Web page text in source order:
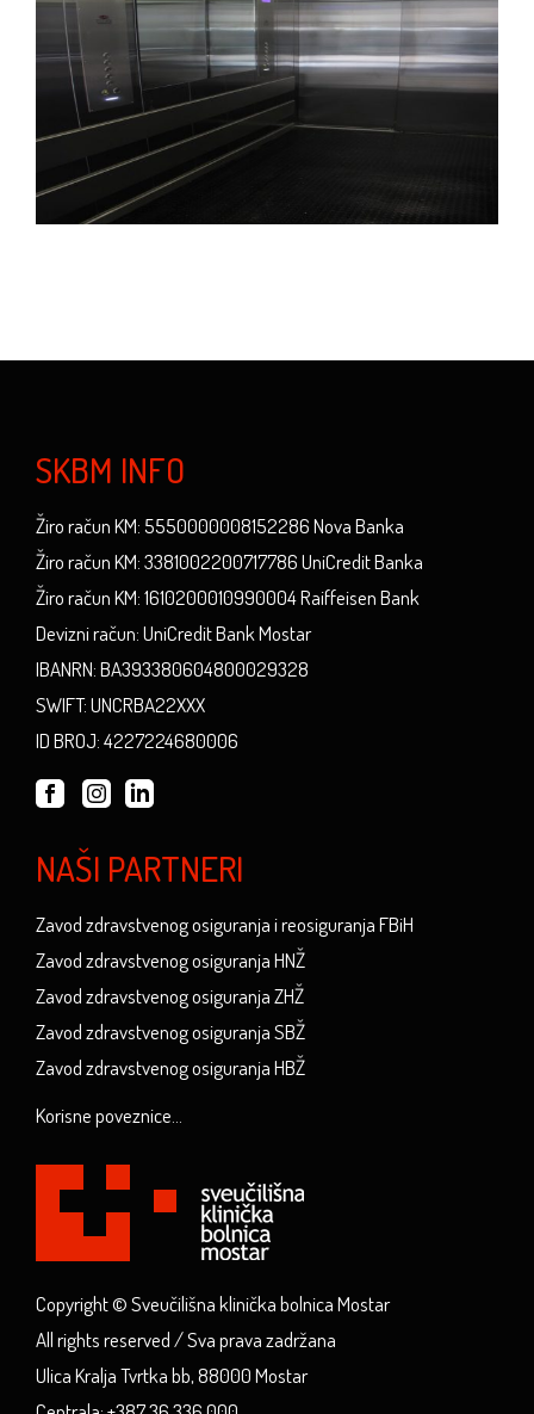
SKBM INFO
Žiro račun KM: 5550000008152286 Nova Banka
Žiro račun KM: 3381002200717786 UniCredit Banka
Žiro račun KM: 1610200010990004 Raiffeisen Bank
Devizni račun: UniCredit Bank Mostar
IBANRN: BA393380604800029328
SWIFT: UNCRBA22XXX
ID BROJ: 4227224680006
NAŠI PARTNERI
Zavod zdravstvenog osiguranja i reosiguranja FBiH
Zavod zdravstvenog osiguranja HNŽ
Zavod zdravstvenog osiguranja ZHŽ
Zavod zdravstvenog osiguranja SBŽ
Zavod zdravstvenog osiguranja HBŽ
Korisne poveznice...
Copyright © Sveučilišna klinička bolnica Mostar
All rights reserved / Sva prava zadržana
Ulica Kralja Tvrtka bb, 88000 Mostar